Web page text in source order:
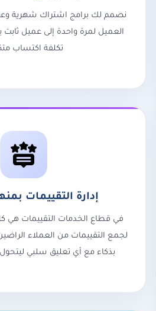
نصمم لك برامج اشتراك شهرية
العميل لمرة واحدة إلى عميل ثابت
تكلفة اكتساب
إدارة التقييمات
في قطاع الخدمات التقييمات هي
لجمع التقييمات من العملاء
بذكاء مع أي تعليق سلبي